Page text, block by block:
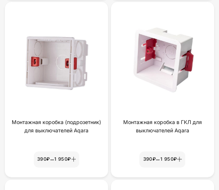
Монтажная коробка (подрозетник)
для выключателей Aqara
390₽–1 950₽
Монтажная коробка в ГКЛ для
выключателей Aqara
390₽–1 950₽